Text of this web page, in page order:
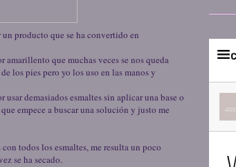
producto que se ha convertido en
que muchas veces se nos queda
los pies pero yo los uso en las manos y
demasiados esmaltes sin aplicar una base o
empece a buscar una solución y justo me
todos los esmaltes, me resulta un poco
se ha secado.